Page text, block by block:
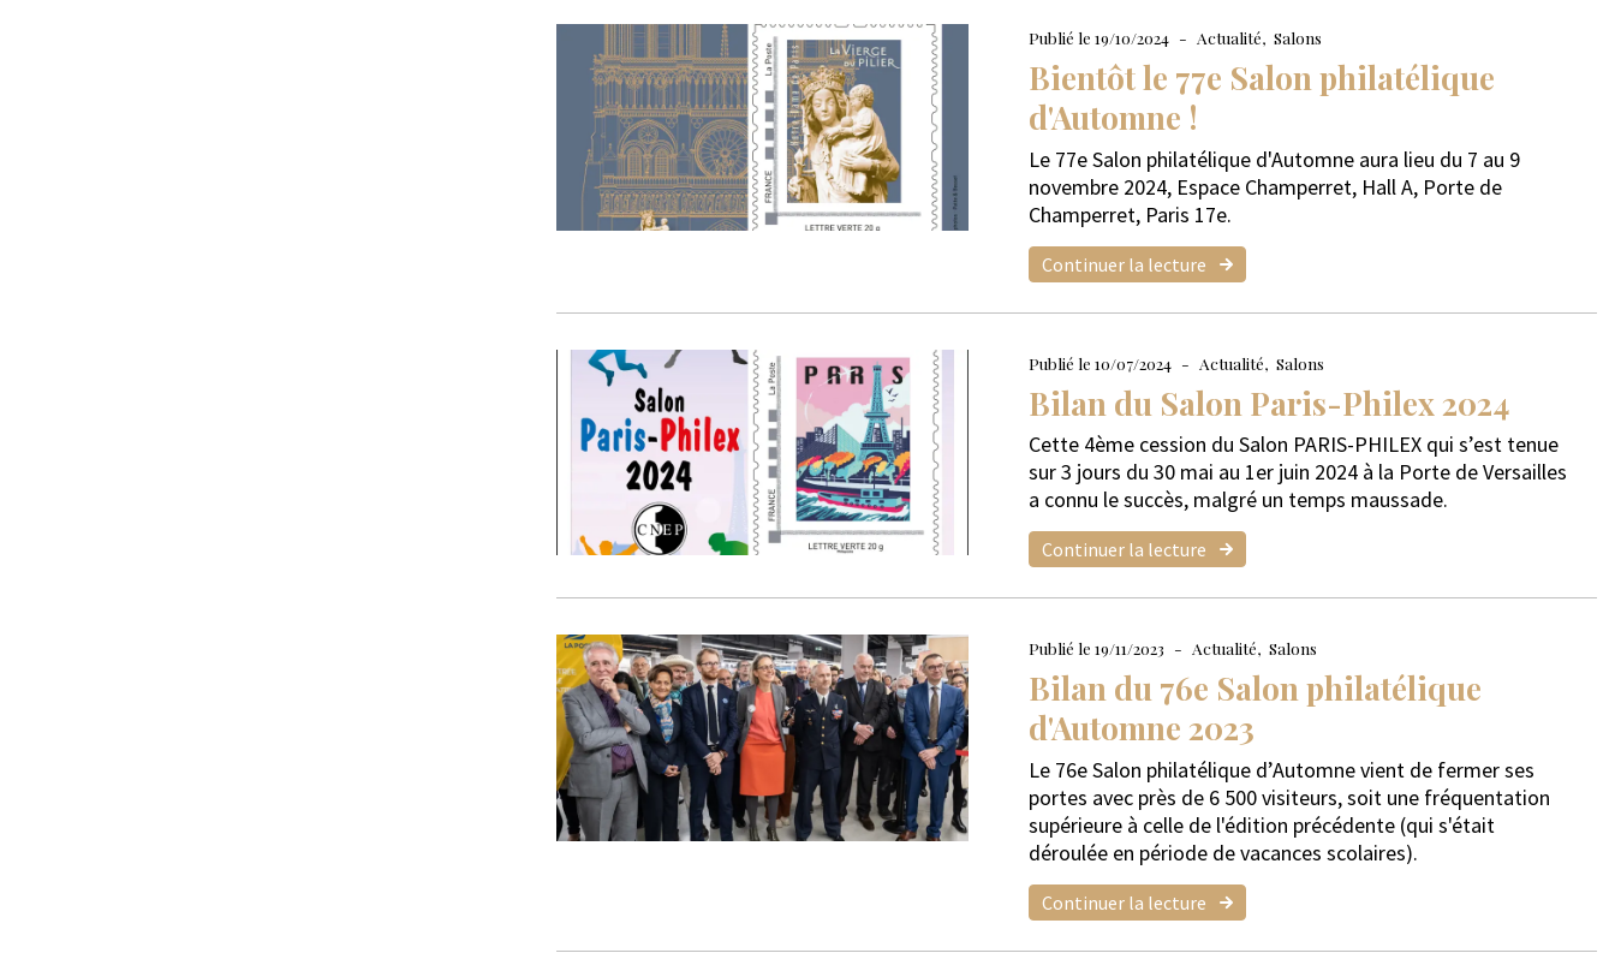
Publié le 19/10/2024 Actualité Salons
Bientôt le 77e Salon philatélique
d'Automne !
Le 77e Salon philatélique d'Automne aura lieu du 7 au 9
novembre 2024, Espace Champerret, Hall A, Porte de
Champerret, Paris 17e.
Continuer la lecture
Publié le 10/07/2024 Actualité Salons
Bilan du Salon Paris-Philex 2024
Cette 4ème cession du Salon PARIS-PHILEX qui s’est tenue
sur 3 jours du 30 mai au 1er juin 2024 à la Porte de Versailles
a connu le succès, malgré un temps maussade.
Continuer la lecture
Publié le 19/11/2023 Actualité Salons
Bilan du 76e Salon philatélique
d'Automne 2023
Le 76e Salon philatélique d’Automne vient de fermer ses
portes avec près de 6 500 visiteurs, soit une fréquentation
supérieure à celle de l'édition précédente (qui s'était
déroulée en période de vacances scolaires).
Continuer la lecture